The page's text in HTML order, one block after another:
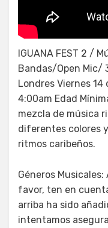
reyes
IGUANA FEST 2 /
Bandas/Open Mic/
Londres Viernes
4:00am Edad
mezcla de música
diferentes colores
ritmos caribeños.
Géneros
favor, ten en
arriba ha sido
intentamos